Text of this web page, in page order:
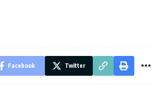
Facebook Twitter